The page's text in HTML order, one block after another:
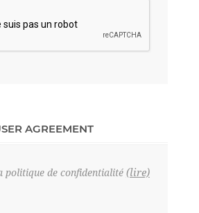
AGREEMENT
politique de confidentialité (lire)